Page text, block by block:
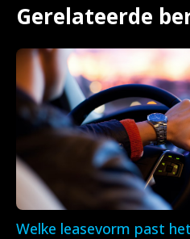
Gerelateerde
Welke leasevorm past